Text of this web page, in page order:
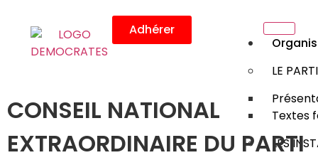
Adhérer
LE
Textes
LES
CONSEIL NATIONAL
EXTRAORDINAIRE DU PARTI